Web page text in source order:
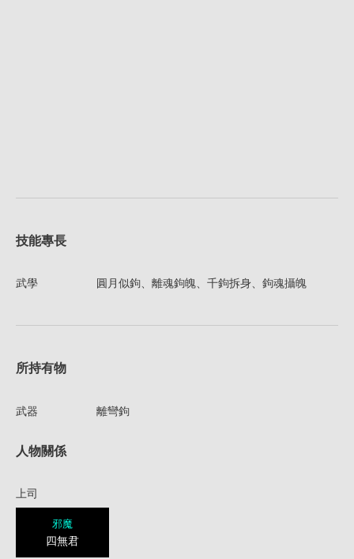
技能專長
武學 圓月似鉤、離魂鉤魄、千鉤拆身、鉤魂攝魄
所持有物
武器 離彎鉤
人物關係
上司
邪魔
四無君